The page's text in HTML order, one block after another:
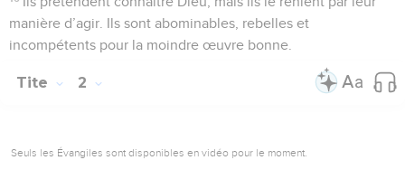
manière d’agir. Ils sont abominables, rebelles et
incompétents pour la moindre œuvre bonne.
Tite 2
Seuls les Évangiles sont disponibles en vidéo pour le moment.